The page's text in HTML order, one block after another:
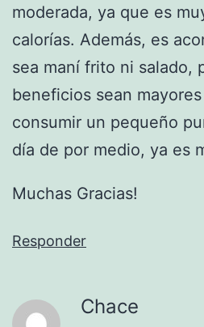
moderada, ya que es
calorías. Además, es
sea maní frito ni salado,
beneficios sean
consumir un pequeño
día de por medio, ya es
Muchas Gracias!
Responder
Chace